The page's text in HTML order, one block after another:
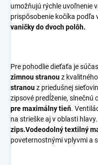
umožňujú rýchle uvoľnenie
prispôsobenie kočíka podľa
vaničky do dvoch polôh.
Pre pohodlie dieťaťa je
zimnou stranouz
stranouz priedušnej
zipsové predĺženie, slnečnú
pre maximálny tieň.
na strieške aj v oblasti
zips.Vodeodolný textilný
poveternostnými vplyvmi a